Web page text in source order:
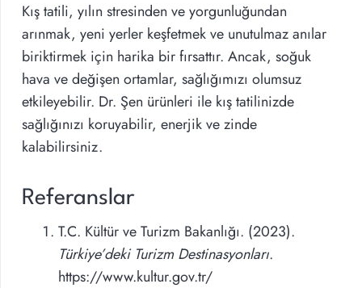
Kış tatili, yılın stresinden ve yorgunluğundan
arınmak, yeni yerler keşfetmek ve unutulmaz anılar
biriktirmek için harika bir fırsattır. Ancak, soğuk
hava ve değişen ortamlar, sağlığımızı olumsuz
etkileyebilir. Dr. Şen ürünleri ile kış tatilinizde
sağlığınızı koruyabilir, enerjik ve zinde
kalabilirsiniz.
Referanslar
T.C. Kültür ve Turizm Bakanlığı. (2023).
Türkiye’deki Turizm Destinasyonları.
https://www.kultur.gov.tr/